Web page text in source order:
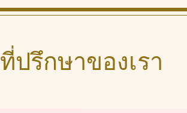
ที่ปรึกษาของเรา